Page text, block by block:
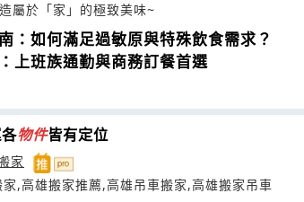
屬於「家」的極致美味~
：如何滿足過敏原與特殊飲食需求？
上班族通勤與商務訂餐首選
物件皆有定位
家
,高雄搬家推薦,高雄吊車搬家,高雄搬家吊車